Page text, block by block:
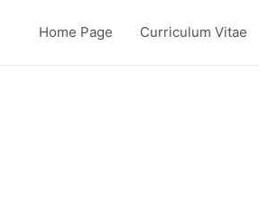
Home Page Curriculum Vitae